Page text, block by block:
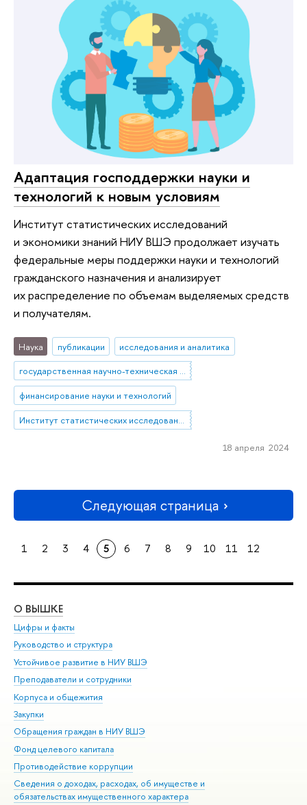
Адаптация господдержки науки и
технологий к новым условиям
Институт статистических исследований
и экономики знаний НИУ ВШЭ продолжает изучать
федеральные меры поддержки науки и технологий
гражданского назначения и анализирует
их распределение по объемам выделяемых средств
и получателям.
Наука публикации
исследования и аналитика
государственная научно-техническая политика
финансирование науки и технологий
Институт статистических исследований и экономики знаний
18 апреля 2024
Следующая страница
1 2 3 4 5 6 7 8 9 10 11 12
О ВЫШКЕ
Цифры и факты
Руководство и структура
Устойчивое развитие в НИУ ВШЭ
Преподаватели и сотрудники
Корпуса и общежития
Закупки
Обращения граждан в НИУ ВШЭ
Фонд целевого капитала
Противодействие коррупции
Сведения о доходах, расходах, об имуществе и
обязательствах имущественного характера